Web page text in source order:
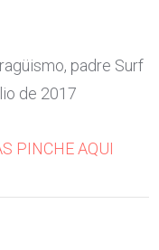
padre Surf
de 2017
PINCHE AQUI